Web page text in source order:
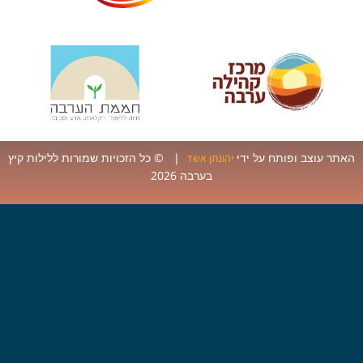
עוצב ופותח על ידייהונתן אשד | © כל הזכויות שמורות ללילות קיץ
בערבה 2026